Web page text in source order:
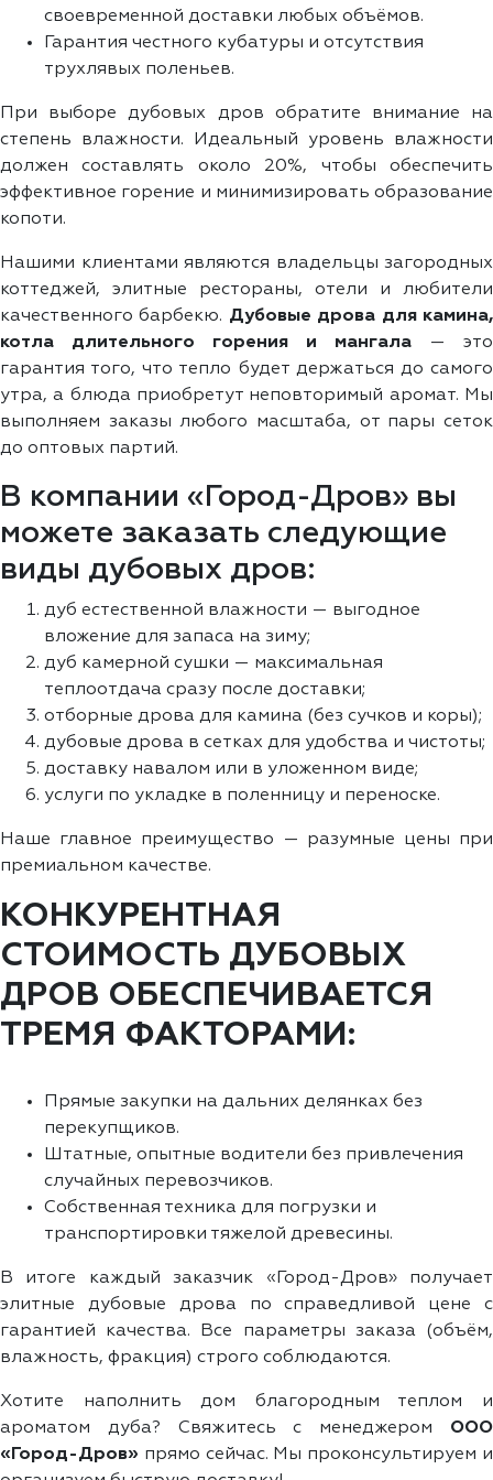
своевременной доставки любых объёмов.
Гарантия честного кубатуры и отсутствия
трухлявых поленьев.
При выборе дубовых дров обратите внимание на
степень влажности. Идеальный уровень влажности
должен составлять около 20%, чтобы обеспечить
эффективное горение и минимизировать образование
копоти.
Нашими клиентами являются владельцы загородных
коттеджей, элитные рестораны, отели и любители
качественного барбекю. Дубовые дрова для камина,
котла длительного горения и мангала — это
гарантия того, что тепло будет держаться до самого
утра, а блюда приобретут неповторимый аромат. Мы
выполняем заказы любого масштаба, от пары сеток
до оптовых партий.
В компании «Город-Дров» вы
можете заказать следующие
виды дубовых дров:
дуб естественной влажности — выгодное
вложение для запаса на зиму;
дуб камерной сушки — максимальная
теплоотдача сразу после доставки;
отборные дрова для камина (без сучков и коры);
дубовые дрова в сетках для удобства и чистоты;
доставку навалом или в уложенном виде;
услуги по укладке в поленницу и переноске.
Наше главное преимущество — разумные цены при
премиальном качестве.
КОНКУРЕНТНАЯ
СТОИМОСТЬ ДУБОВЫХ
ДРОВ ОБЕСПЕЧИВАЕТСЯ
ТРЕМЯ ФАКТОРАМИ:
Прямые закупки на дальних делянках без
перекупщиков.
Штатные, опытные водители без привлечения
случайных перевозчиков.
Собственная техника для погрузки и
транспортировки тяжелой древесины.
В итоге каждый заказчик «Город-Дров» получает
элитные дубовые дрова по справедливой цене с
гарантией качества. Все параметры заказа (объём,
влажность, фракция) строго соблюдаются.
Хотите наполнить дом благородным теплом и
ароматом дуба? Свяжитесь с менеджером ООО
«Город-Дров» прямо сейчас. Мы проконсультируем и